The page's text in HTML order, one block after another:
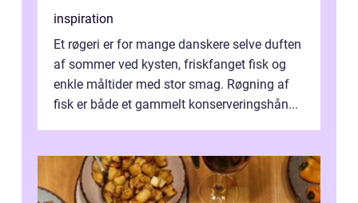
inspiration
Et røgeri er for mange danskere selve duften
af sommer ved kysten, friskfanget fisk og
enkle måltider med stor smag. Røgning af
fisk er både et gammelt konserveringshån...